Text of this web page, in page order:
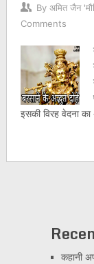
By अमित जैन
Comments
इसकी विरह वेदना का
कहानी